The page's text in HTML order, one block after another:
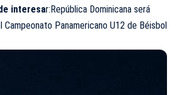
interesar:República Dominicana será
Campeonato Panamericano U12 de Béisbol